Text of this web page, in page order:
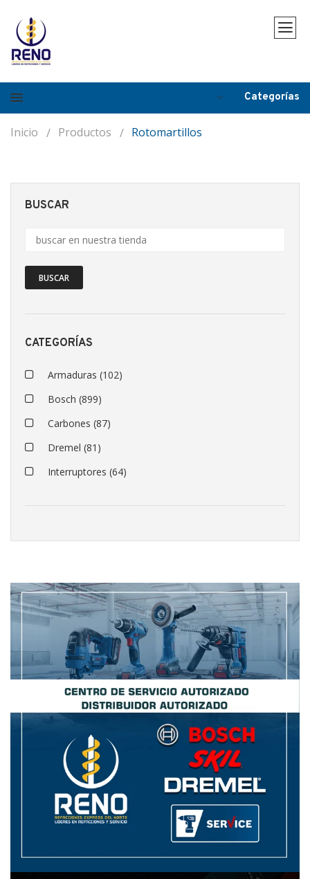
Categorías
Inicio Productos Rotomartillos
BUSCAR
BUSCAR
CATEGORÍAS
Armaduras (102)
Bosch (899)
Carbones (87)
Dremel (81)
Interruptores (64)